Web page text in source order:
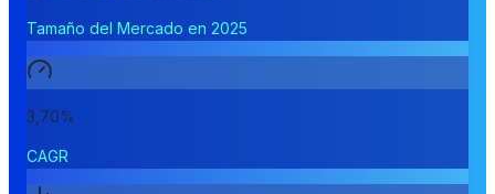
Tamaño del Mercado en 2025
3,70%
CAGR